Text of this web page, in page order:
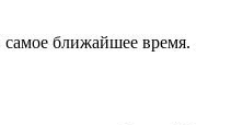
ближайшее время.